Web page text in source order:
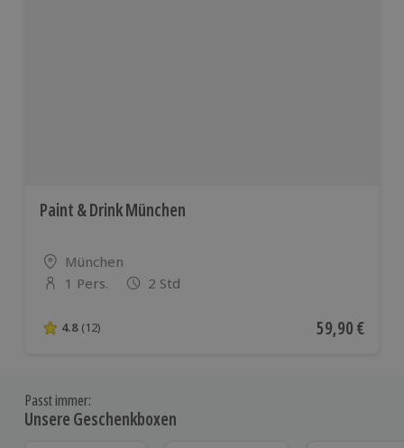
Paint & Drink München
Standort
München
Anzahl der Teilnehmer
1 Pers. 2 Std
4.8 von 5 Sternen basierend auf 12 Bewertungen
4.8 (12) Aktueller
59,90 €
Passt immer:
Unsere Geschenkboxen